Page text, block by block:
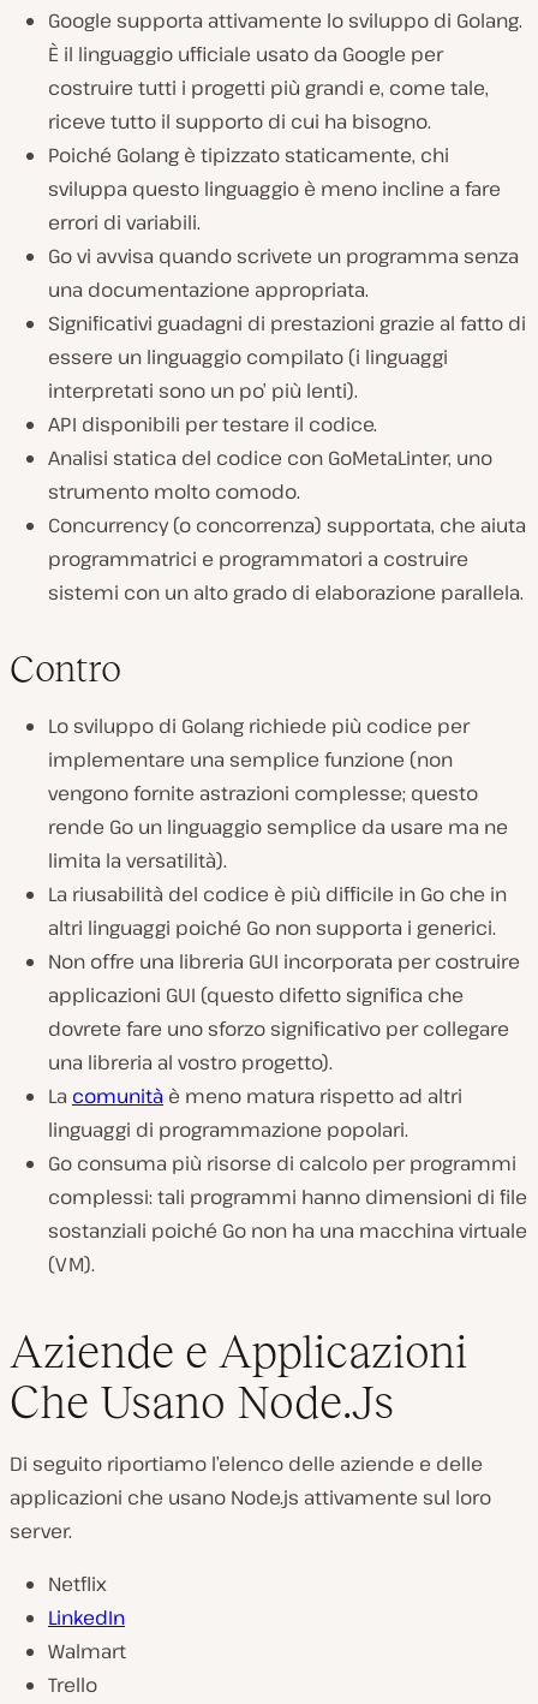
Google supporta attivamente lo sviluppo di Golang.
È il linguaggio ufficiale usato da Google per
costruire tutti i progetti più grandi e, come tale,
riceve tutto il supporto di cui ha bisogno.
Poiché Golang è tipizzato staticamente, chi
sviluppa questo linguaggio è meno incline a fare
errori di variabili.
Go vi avvisa quando scrivete un programma senza
una documentazione appropriata.
Significativi guadagni di prestazioni grazie al fatto di
essere un linguaggio compilato (i linguaggi
interpretati sono un po’ più lenti).
API disponibili per testare il codice.
Analisi statica del codice con GoMetaLinter, uno
strumento molto comodo.
Concurrency (o concorrenza) supportata, che aiuta
programmatrici e programmatori a costruire
sistemi con un alto grado di elaborazione parallela.
Contro
Lo sviluppo di Golang richiede più codice per
implementare una semplice funzione (non
vengono fornite astrazioni complesse; questo
rende Go un linguaggio semplice da usare ma ne
limita la versatilità).
La riusabilità del codice è più difficile in Go che in
altri linguaggi poiché Go non supporta i generici.
Non offre una libreria GUI incorporata per costruire
applicazioni GUI (questo difetto significa che
dovrete fare uno sforzo significativo per collegare
una libreria al vostro progetto).
La comunità è meno matura rispetto ad altri
linguaggi di programmazione popolari.
Go consuma più risorse di calcolo per programmi
complessi: tali programmi hanno dimensioni di file
sostanziali poiché Go non ha una macchina virtuale
(VM).
Aziende e Applicazioni
Che Usano Node.Js
Di seguito riportiamo l’elenco delle aziende e delle
applicazioni che usano Node.js attivamente sul loro
server.
Netflix
LinkedIn
Walmart
Trello